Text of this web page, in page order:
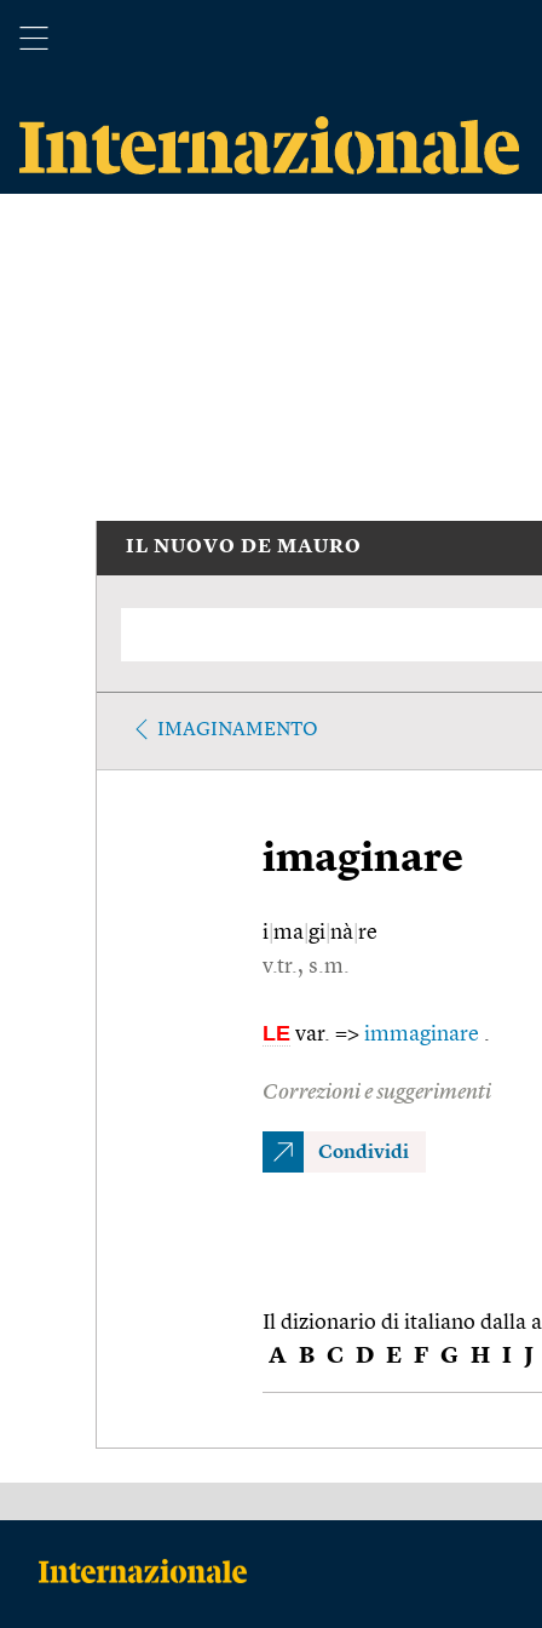
IL NUOVO DE MAURO
IMAGINAMENTO
imaginare
i ma gi nà re
v.tr., s.m.
LE var. => immaginare .
Correzioni e suggerimenti
Condividi
Il dizionario di italiano dalla
A B C D E F G H I J